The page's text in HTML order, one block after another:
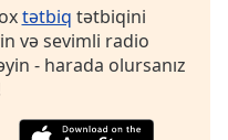
tətbiq tətbiqini
və sevimli radio
- harada olursanız